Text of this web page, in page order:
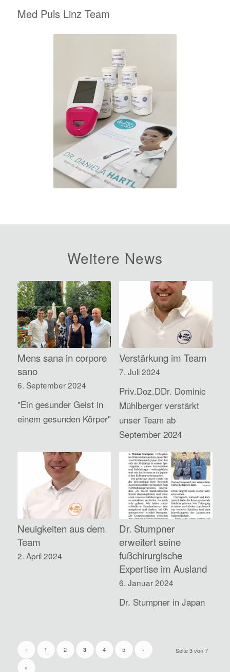
Med Puls Linz Team
Weitere News
Mens sana in corpore
sano
6. September 2024
"Ein gesunder Geist in
einem gesunden Körper"
Verstärkung im Team
7. Juli 2024
Priv.Doz.DDr. Dominic
Mühlberger verstärkt
unser Team ab
September 2024
Neuigkeiten aus dem
Team
2. April 2024
Dr. Stumpner
erweitert seine
fußchirurgische
Expertise im Ausland
6. Januar 2024
Dr. Stumpner in Japan
Seite 3 von 7
‹ 1 2 3 4 5 ›
»